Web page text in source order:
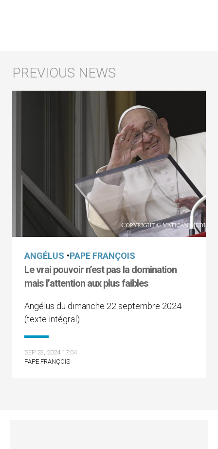
ANGÉLUS •PAPE FRANÇOIS
Le vrai pouvoir n’est pas la domination
mais l’attention aux plus faibles
Angélus du dimanche 22 septembre 2024
(texte intégral)
SEP 23, 2024 17:04
PAPE FRANÇOIS